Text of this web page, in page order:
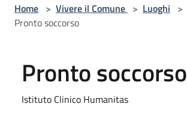
Home > Vivere il Comune > Luoghi >
Pronto soccorso
Pronto soccorso
Istituto Clinico Humanitas